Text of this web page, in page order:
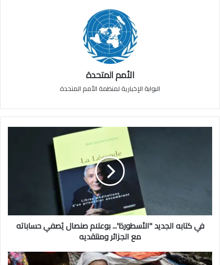
الأمم المتحدة
البوابة الإخبارية لمنظمة الأمم المتحدة
في كتابه الجديد "الأسطورة"... بوعلام صنصال يُصفي حساباته
مع الجزائر ومنتقديه